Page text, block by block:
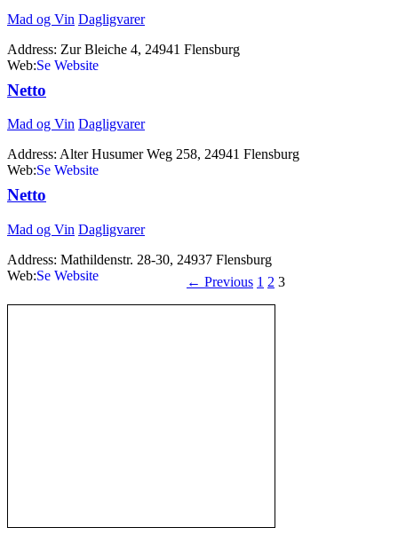
Mad og Vin Dagligvarer
Address: Zur Bleiche 4, 24941 Flensburg
Web:http://www.lidl.de
Netto
Mad og Vin Dagligvarer
Address: Alter Husumer Weg 258, 24941 Flensburg
Web:http://www.netto-online.de
Netto
Mad og Vin Dagligvarer
Address: Mathildenstr. 28-30, 24937 Flensburg
Web:http://www.netto-online.de ← Previous 1 2 3